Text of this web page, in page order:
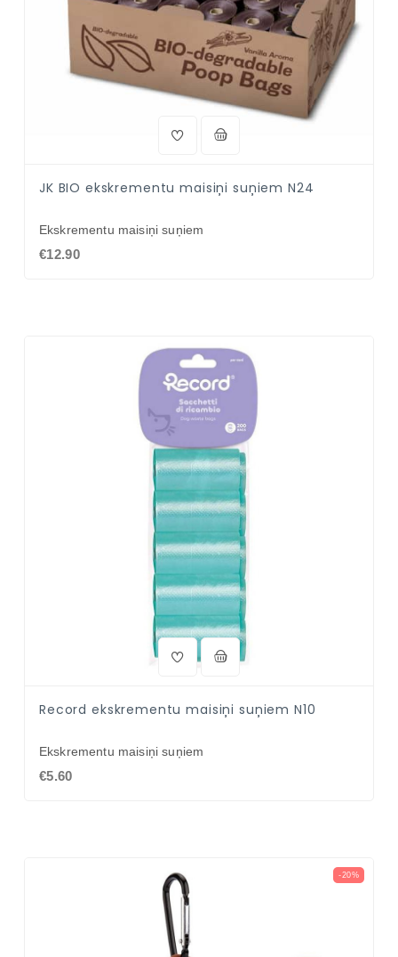
JK BIO ekskrementu maisiņi suņiem N24
Ekskrementu maisiņi suņiem
€12.90
Record ekskrementu maisiņi suņiem N10
Ekskrementu maisiņi suņiem
€5.60
-20%